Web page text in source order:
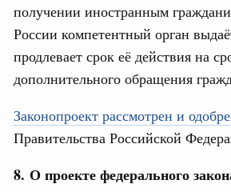
получении иностранным
России компетентный орган
продлевает срок её действия на
дополнительного обращения
Законопроект рассмотрен и
Правительства Российской
8. О проекте федерального
15 июня, понедельник
Мишустин посетит с
14 июня, воскресенье
Мишустин проведёт